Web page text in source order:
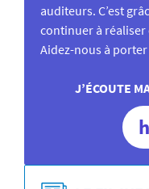
auditeurs. C’est
continuer à
Aidez-nous à porter
J’ÉCOUTE